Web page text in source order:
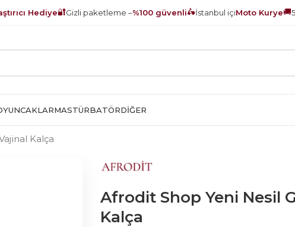
Hediye🔐Gizli paketleme –%100 güvenli🛵İstanbul içiMoto Kurye🚚
MASTÜRBATÖRDIĞER
Kalça
Afrodit Shop Yeni Nesil
Kalça